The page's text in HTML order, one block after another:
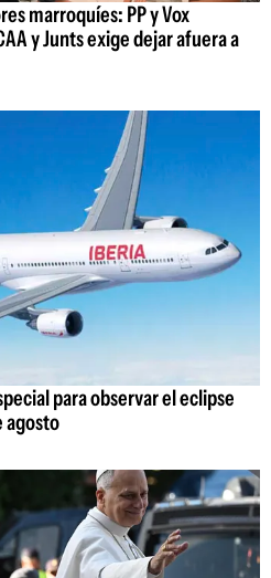
marroquíes: PP y Vox
y Junts exige dejar afuera a
para observar el eclipse
agosto